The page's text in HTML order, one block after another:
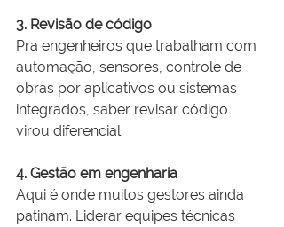
3. Revisão de código
Pra engenheiros que trabalham com
automação, sensores, controle de
obras por aplicativos ou sistemas
integrados, saber revisar código
virou diferencial.
4. Gestão em engenharia
Aqui é onde muitos gestores ainda
patinam. Liderar equipes técnicas